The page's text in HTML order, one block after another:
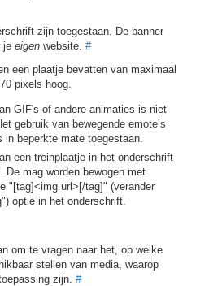
zijn toegestaan. De banner
je eigenwebsite. #
een plaatje bevatten van maximaal
pixels hoog.
GIF's of andere animaties is niet
gebruik van bewegende emote’s
in beperkte mate toegestaan.
een treinplaatje in het onderschrift
De mag worden bewogen met
"[tag]<img url>[/tag]" (verander
optie in het onderschrift.
om te vragen naar het, op welke
stellen van media, waarop
zijn. #